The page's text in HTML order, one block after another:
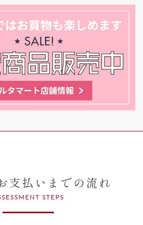
支払いまでの流れ
STEPS